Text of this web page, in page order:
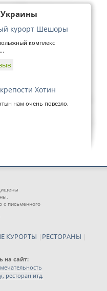
Украины
курорт Шешоры
комплекс
Хотин
нам очень повезло.
с письменного
КУРОРТЫ | РЕСТОРАНЫ |
на сайт:
ресторан итд.